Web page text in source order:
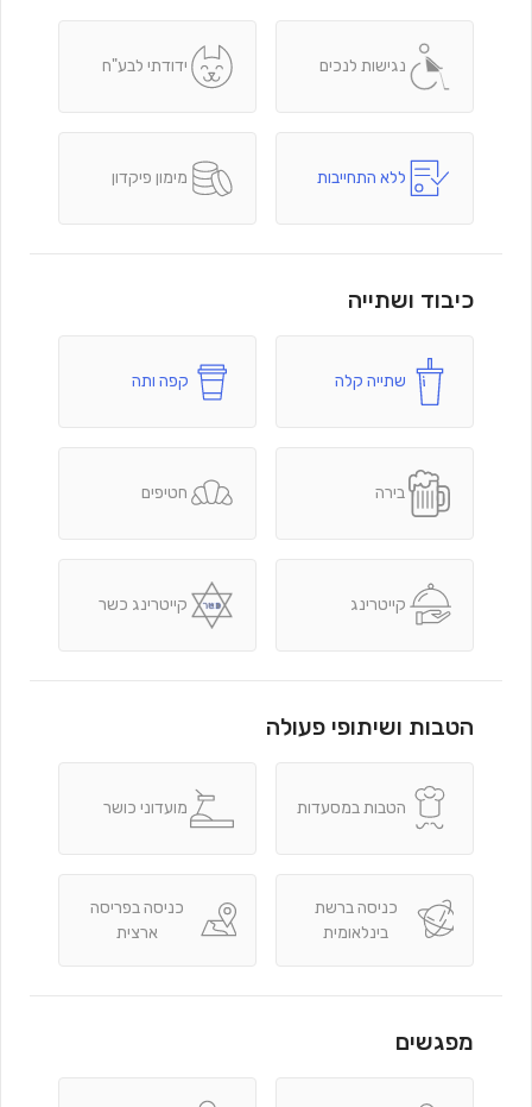
נגישות לנכים ידודתי לבע"ח
ללא התחייבות מימון פיקדון
כיבוד ושתייה
שתייה קלה קפה ותה
בירה חטיפים
קייטרינג קייטרינג כשר
הטבות ושיתופי פעולה
הטבות במסעדות מועדוני כושר
כניסה ברשת
בינלאומית
כניסה בפריסה
ארצית
מפגשים